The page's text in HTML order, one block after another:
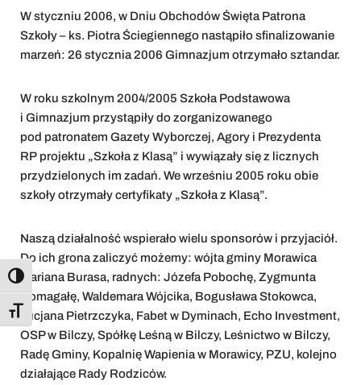
Toggle High Contrast
Toggle Font size
W styczniu 2006, w Dniu Obchodów Święta Patrona
Szkoły – ks. Piotra Ściegiennego nastąpiło sfinalizowanie
marzeń: 26 stycznia 2006 Gimnazjum otrzymało sztandar.
W roku szkolnym 2004/2005 Szkoła Podstawowa
i Gimnazjum przystąpiły do zorganizowanego
pod patronatem Gazety Wyborczej, Agory i Prezydenta
RP projektu „Szkoła z Klasą” i wywiązały się z licznych
przydzielonych im zadań. We wrześniu 2005 roku obie
szkoły otrzymały certyfikaty „Szkoła z Klasą”.
Naszą działalność wspierało wielu sponsorów i przyjaciół.
Do ich grona zaliczyć możemy: wójta gminy Morawica
Mariana Burasa, radnych: Józefa Pobochę, Zygmunta
Domagałę, Waldemara Wójcika, Bogusława Stokowca,
Lucjana Pietrzczyka, Fabet w Dyminach, Echo Investment,
OSP w Bilczy, Spółkę Leśną w Bilczy, Leśnictwo w Bilczy,
Radę Gminy, Kopalnię Wapienia w Morawicy, PZU, kolejno
działające Rady Rodziców.